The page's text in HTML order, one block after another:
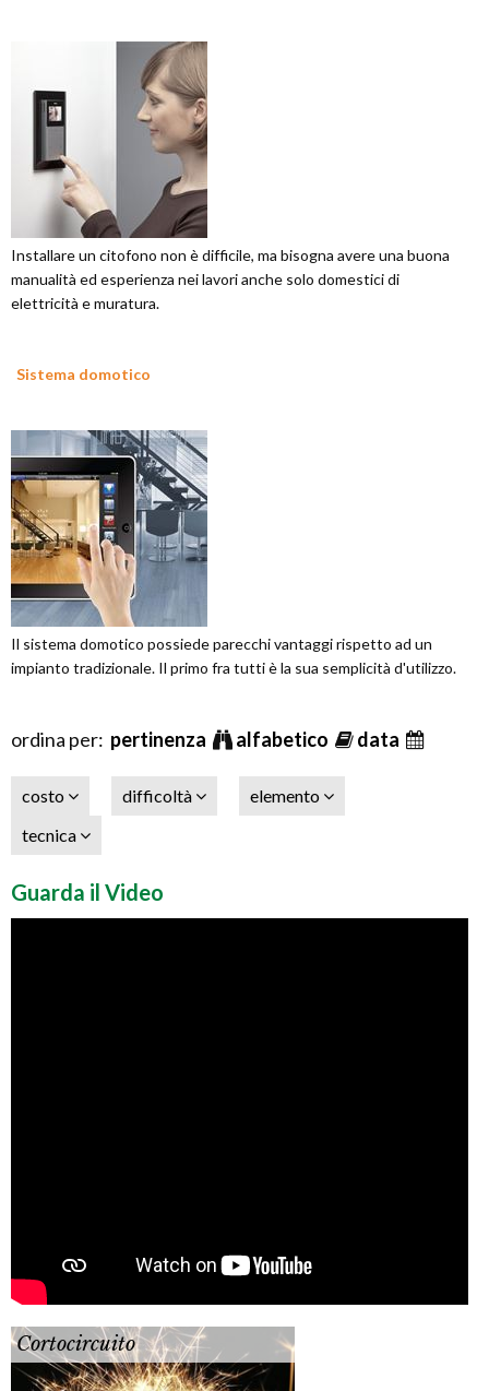
Installare un citofono non è difficile, ma bisogna avere una buona
manualità ed esperienza nei lavori anche solo domestici di
elettricità e muratura.
Sistema domotico
Il sistema domotico possiede parecchi vantaggi rispetto ad un
impianto tradizionale. Il primo fra tutti è la sua semplicità d'utilizzo.
ordina per: pertinenza alfabetico data
costo difficoltà
elemento
tecnica
Guarda il Video
Cortocircuito